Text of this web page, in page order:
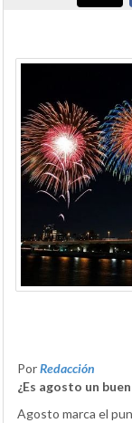
PorRedacción
¿Es agosto un
Agosto marca el